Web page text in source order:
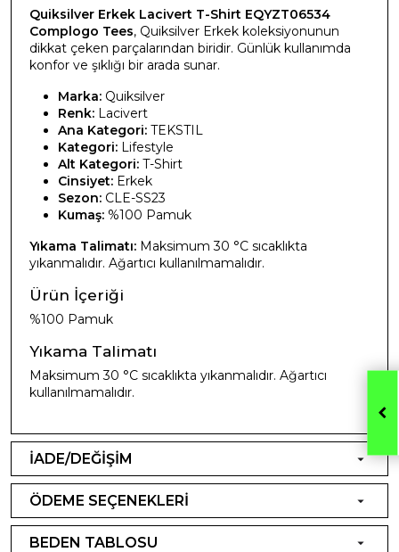
Quiksilver Erkek Lacivert T-Shirt EQYZT06534
Complogo Tees, Quiksilver Erkek koleksiyonunun
dikkat çeken parçalarından biridir. Günlük kullanımda
konfor ve şıklığı bir arada sunar.
Marka: Quiksilver
Renk: Lacivert
Ana Kategori: TEKSTIL
Kategori: Lifestyle
Alt Kategori: T-Shirt
Cinsiyet: Erkek
Sezon: CLE-SS23
Kumaş: %100 Pamuk
Yıkama Talimatı: Maksimum 30 °C sıcaklıkta
yıkanmalıdır. Ağartıcı kullanılmamalıdır.
Ürün İçeriği
%100 Pamuk
Yıkama Talimatı
Maksimum 30 °C sıcaklıkta yıkanmalıdır. Ağartıcı
kullanılmamalıdır.
İADE/DEĞİŞİM
ÖDEME SEÇENEKLERİ
BEDEN TABLOSU